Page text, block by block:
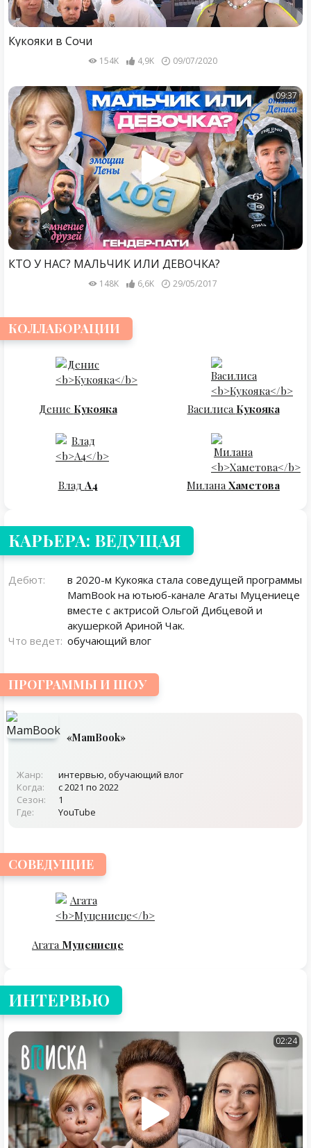
КАРЬЕРА: ВЕДУЩАЯ
Дебют:
в 2020-м Кукояка стала соведущей программы
MamBook на ютьюб-канале Агаты Муцениеце
вместе с актрисой Ольгой Дибцевой и
акушеркой Ариной Чак.
Что ведет: обучающий влог
ПРОГРАММЫ И ШОУ
«MamBook»
Жанр:
интервью, обучающий влог
Когда:
с 2021 по 2022
Сезон:
1
Где:
YouTube
СОВЕДУЩИЕ
Агата Муцениеце
Кукояки в Сочи
154K 4,9K 09/07/2020
09:37
КТО У НАС? МАЛЬЧИК ИЛИ ДЕВОЧКА?
148K 6,6K 29/05/2017
КОЛЛАБОРАЦИИ
Денис Кукояка Василиса Кукояка
Влад А4 МиланаХаметова
ИНТЕРВЬЮ
02:24